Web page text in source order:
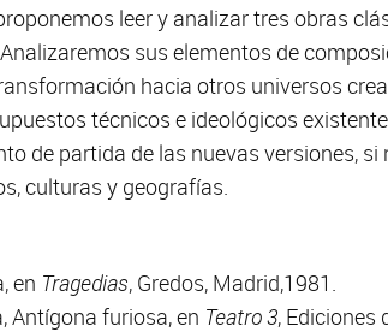
leer y analizar tres obras
sus elementos de
hacia otros universos
técnicos e ideológicos
de partida de las nuevas versiones,
culturas y geografías.
en Tragedias, Gredos, Madrid,1981.
Antígona furiosa, en Teatro 3, Ediciones